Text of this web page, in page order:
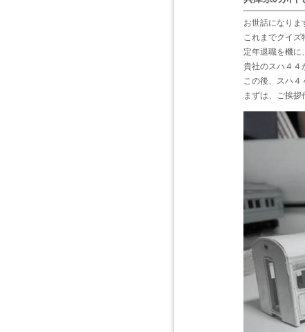
お世話になりま
これまでクイズ
定年退職を機に
貴社のスハ４４
この後、スハ４
まずは、ご挨拶